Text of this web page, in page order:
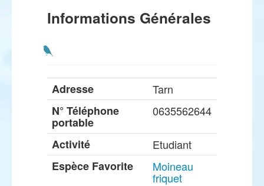
Informations Générales
Adresse
Tarn
N° Téléphone
portable
0635562644
Activité
Etudiant
Espèce Favorite
Moineau
friquet